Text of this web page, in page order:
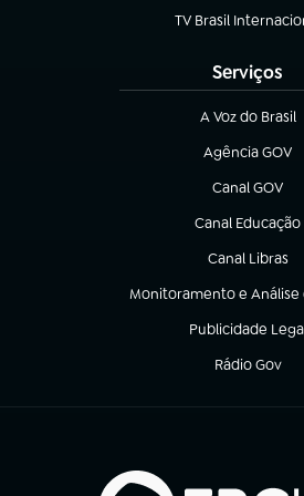
TV Brasil
(abre em nova aba)
Serviços
A Voz do Brasil
(abre em nova
Agência GOV
(abre em nova
Canal GOV
(abre em nova
Canal Educação
(abre em nova
Canal Libras
(abre em nova
Monitoramento e Análise
(abre em nova aba)
Publicidade
(abre em nova
Rádio Gov
(abre em